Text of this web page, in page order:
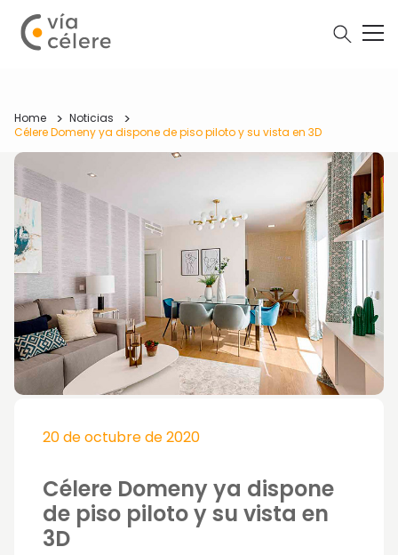
Home
Noticias
Célere Domeny ya dispone de piso piloto y su vista en 3D
20 de octubre de 2020
Célere Domeny ya dispone
de piso piloto y su vista en
3D